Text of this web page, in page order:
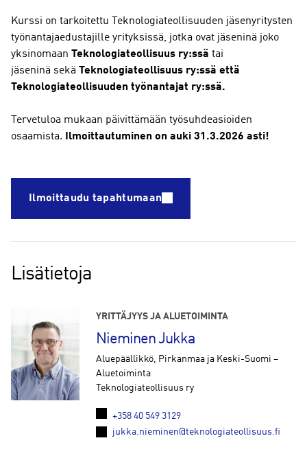
Kurssi on tarkoitettu Teknologiateollisuuden jäsenyritysten
työnantajaedustajille yrityksissä, jotka ovat jäseninä joko
yksinomaan Teknologiateollisuus ry:ssä tai
jäseninä sekä Teknologiateollisuus ry:ssä että
Teknologiateollisuuden työnantajat ry:ssä.
Tervetuloa mukaan päivittämään työsuhdeasioiden
osaamista. Ilmoittautuminen on auki 31.3.2026 asti!
Ilmoittaudu tapahtumaan
Lisätietoja
YRITTÄJYYS JA ALUETOIMINTA
Nieminen Jukka
Aluepäällikkö, Pirkanmaa ja Keski-Suomi –
Aluetoiminta
Teknologiateollisuus ry
+358 40 549 3129
jukka.nieminen@teknologiateollisuus.fi